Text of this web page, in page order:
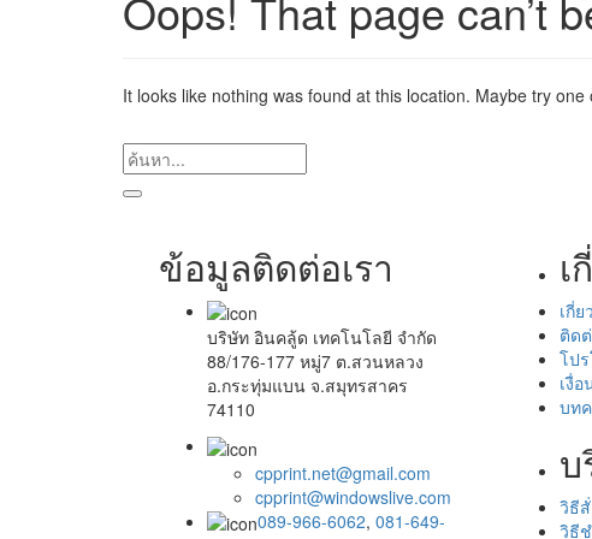
It looks like nothing was found at this location. Maybe try
ข้อมูลติดต่อเรา
บริษัท อินคลู้ด เทคโนโลยี จำกัด
88/176-177 หมู่7 ต.สวนหลวง
อ.กระทุ่มแบน จ.สมุทรสาคร
74110
cpprint.net@gmail.com
cpprint@windowslive.com
089-966-6062, 081-649-
เ
เกี่ย
ติด
โป
เงื่
บท
บ
วิธี
วิธี